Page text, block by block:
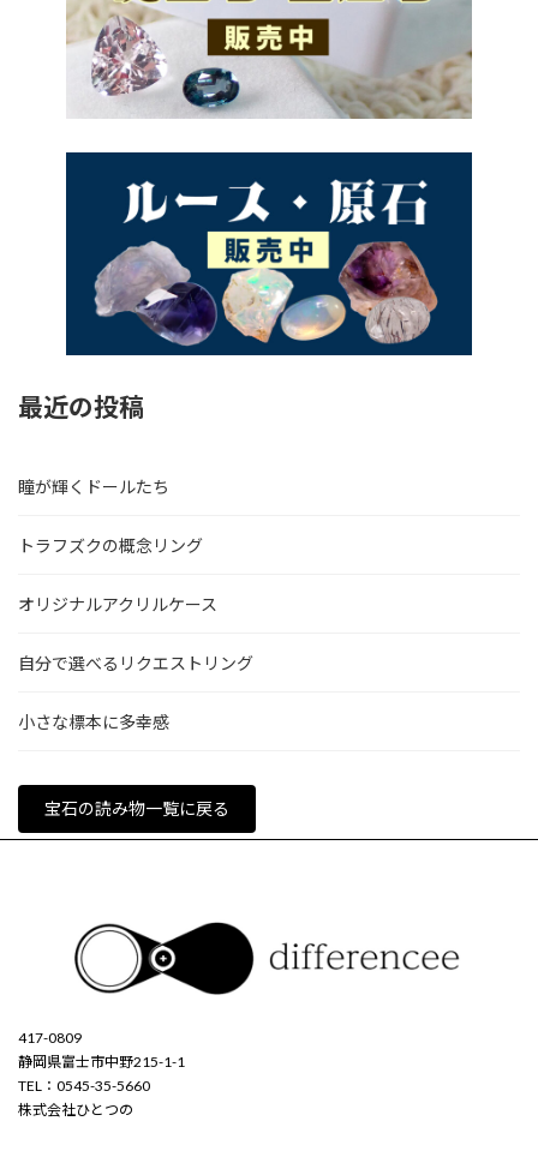
最近の投稿
瞳が輝くドールたち
トラフズクの概念リング
オリジナルアクリルケース
自分で選べるリクエストリング
小さな標本に多幸感
宝石の読み物一覧に戻る
417-0809
静岡県富士市中野215-1-1
TEL：0545-35-5660
株式会社ひとつの